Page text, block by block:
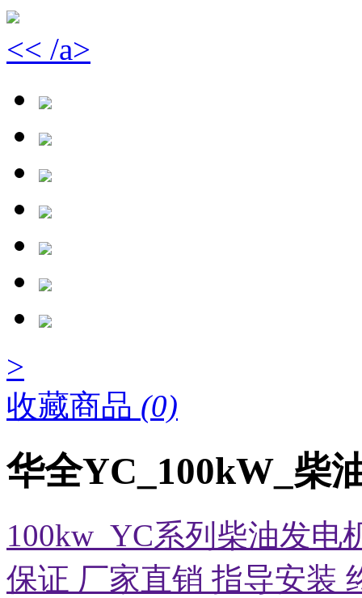
<< /a>
>
收藏商品 (0)
华全YC_100kW_柴
100kw_YC系列柴油发电
保证 厂家直销 指导安装